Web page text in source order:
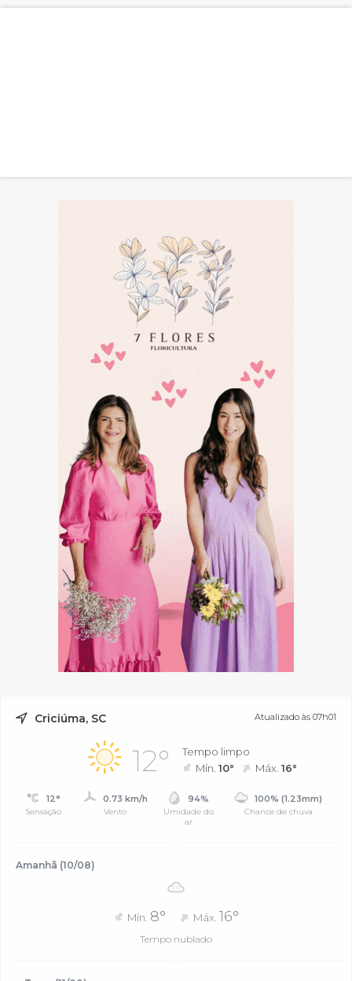
Criciúma, SC Atualizado às 07h01
12°
Tempo limpo
Mín.10° Máx.16°
12°
Sensação
0.73 km/h
Vento
94%
Umidade do
ar
100% (1.23mm)
Chance de chuva
Amanhã (10/08)
Mín. 8° Máx. 16°
Tempo nublado